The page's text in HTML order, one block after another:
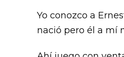
Yo conozco a
nació pero él a mí